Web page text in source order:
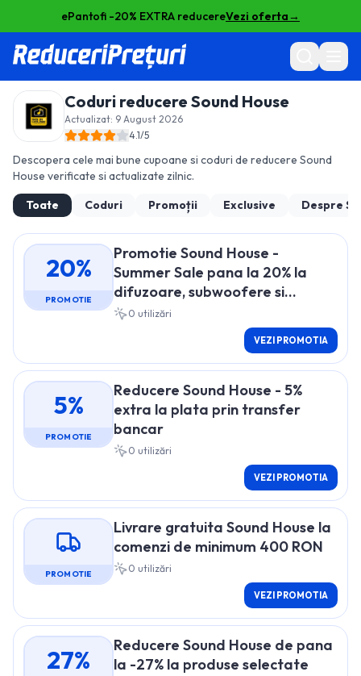
ePantofi -20% EXTRA reducereVezi oferta→
Coduri reducere Sound House
Actualizat: 9 August 2026
4.1/5
Descopera cele mai bune cupoane si coduri de reducere Sound
House verificate si actualizate zilnic.
Toate
Coduri Promoții Exclusive Despre
20%
PROMOTIE
Promotie Sound House -
Summer Sale pana la 20% la
difuzoare, subwoofere si
navigatii Teyes, Hertz, Audison
0 utilizări
VEZI PROMOTIA
5%
PROMOTIE
Reducere Sound House - 5%
extra la plata prin transfer
bancar
0 utilizări
VEZI PROMOTIA
PROMOTIE
Livrare gratuita Sound House la
comenzi de minimum 400 RON
0 utilizări
VEZI PROMOTIA
27%
Reducere Sound House de pana
la -27% la produse selectate